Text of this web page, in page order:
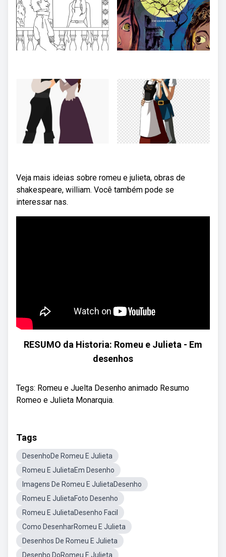
Veja mais ideias sobre romeu e julieta, obras de
shakespeare, william. Você também pode se
interessar nas.
RESUMO da Historia: Romeu e Julieta - Em
desenhos
Tegs: Romeu e Juelta Desenho animado Resumo
Romeo e Julieta Monarquia.
Tags
DesenhoDe Romeu E Julieta
Romeu E JulietaEm Desenho
Imagens De Romeu E JulietaDesenho
Romeu E JulietaFoto Desenho
Romeu E JulietaDesenho Facil
Como DesenharRomeu E Julieta
Desenhos De Romeu E Julieta
Desenho DoRomeu E Julieta